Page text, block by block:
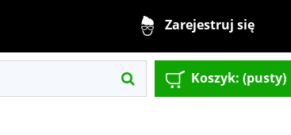
Zarejestruj się
Koszyk: (pusty)